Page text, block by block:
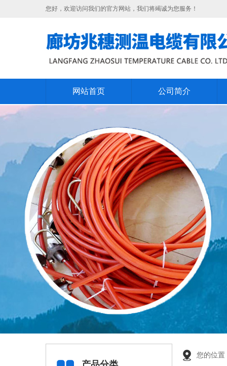
您好，欢迎访问我们的官方网站，我们将竭诚为您服务！
网站首页 公司简介
您的位置